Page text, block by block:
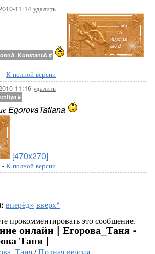
11:14 удалить
#
- К полной версии
11:16 удалить
#
EgorovaTatiana
[470x270]
- К полной версии
вперёд» вверх^
прокомментировать это сообщение.
онлайн | Егорова_Таня -
Таня |